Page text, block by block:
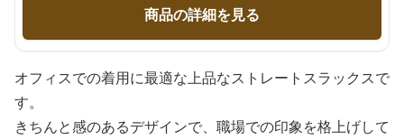
商品の詳細を見る
オフィスでの着用に最適な上品なストレートスラックスで
す。
きちんと感のあるデザインで、職場での印象を格上げして